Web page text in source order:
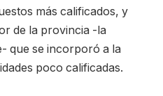
más calificados, y
de la provincia -la
que se incorporó a la
poco calificadas.